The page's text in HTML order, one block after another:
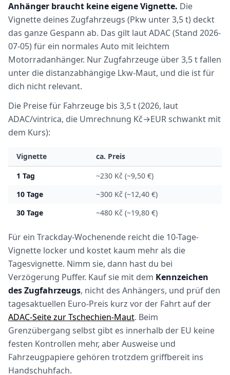
Anhänger braucht keine eigene Vignette. Die
Vignette deines Zugfahrzeugs (Pkw unter 3,5 t) deckt
das ganze Gespann ab. Das gilt laut ADAC (Stand 2026-
07-05) für ein normales Auto mit leichtem
Motorradanhänger. Nur Zugfahrzeuge über 3,5 t fallen
unter die distanzabhängige Lkw-Maut, und die ist für
dich nicht relevant.
Die Preise für Fahrzeuge bis 3,5 t (2026, laut
ADAC/vintrica, die Umrechnung Kč→EUR schwankt mit
dem Kurs):
Vignette
ca. Preis
1 Tag
~230 Kč (~9,50 €)
10 Tage
~300 Kč (~12,40 €)
30 Tage
~480 Kč (~19,80 €)
Für ein Trackday-Wochenende reicht die 10-Tage-
Vignette locker und kostet kaum mehr als die
Tagesvignette. Nimm sie, dann hast du bei
Verzögerung Puffer. Kauf sie mit dem Kennzeichen
des Zugfahrzeugs, nicht des Anhängers, und prüf den
tagesaktuellen Euro-Preis kurz vor der Fahrt auf der
ADAC-Seite zur Tschechien-Maut. Beim
Grenzübergang selbst gibt es innerhalb der EU keine
festen Kontrollen mehr, aber Ausweise und
Fahrzeugpapiere gehören trotzdem griffbereit ins
Handschuhfach.